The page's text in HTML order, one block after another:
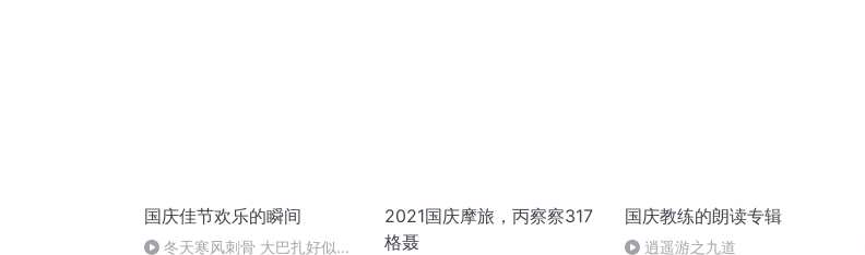
国庆佳节欢乐的瞬间
冬天寒风刺骨 大巴扎好似温
2021国庆摩旅，丙察察317
格聂
国庆教练的朗读专辑
逍遥游之九道